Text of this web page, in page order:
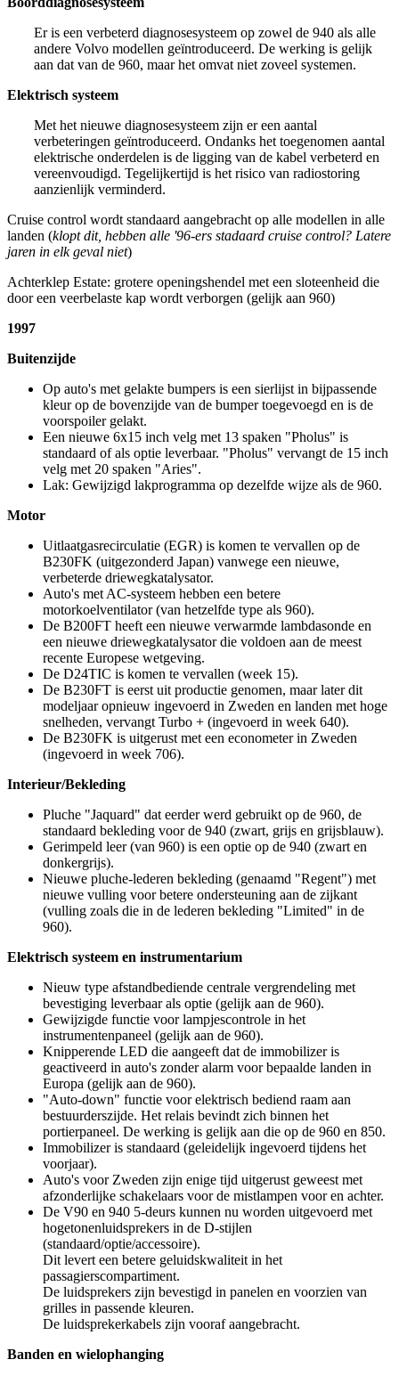
Er is een verbeterd diagnosesysteem op zowel de 940 als alle
andere Volvo modellen geïntroduceerd. De werking is gelijk
aan dat van de 960, maar het omvat niet zoveel systemen.
Elektrisch systeem
Met het nieuwe diagnosesysteem zijn er een aantal
verbeteringen geïntroduceerd. Ondanks het toegenomen aantal
elektrische onderdelen is de ligging van de kabel verbeterd en
vereenvoudigd. Tegelijkertijd is het risico van radiostoring
aanzienlijk verminderd.
Cruise control wordt standaard aangebracht op alle modellen in alle
landen (klopt dit, hebben alle '96-ers stadaard cruise control? Latere
jaren in elk geval niet)
Achterklep Estate: grotere openingshendel met een sloteenheid die
door een veerbelaste kap wordt verborgen (gelijk aan 960)
1997
Buitenzijde
Op auto's met gelakte bumpers is een sierlijst in bijpassende
kleur op de bovenzijde van de bumper toegevoegd en is de
voorspoiler gelakt.
Een nieuwe 6x15 inch velg met 13 spaken "Pholus" is
standaard of als optie leverbaar. "Pholus" vervangt de 15 inch
velg met 20 spaken "Aries".
Lak: Gewijzigd lakprogramma op dezelfde wijze als de 960.
Motor
Uitlaatgasrecirculatie (EGR) is komen te vervallen op de
B230FK (uitgezonderd Japan) vanwege een nieuwe,
verbeterde driewegkatalysator.
Auto's met AC-systeem hebben een betere
motorkoelventilator (van hetzelfde type als 960).
De B200FT heeft een nieuwe verwarmde lambdasonde en
een nieuwe driewegkatalysator die voldoen aan de meest
recente Europese wetgeving.
De D24TIC is komen te vervallen (week 15).
De B230FT is eerst uit productie genomen, maar later dit
modeljaar opnieuw ingevoerd in Zweden en landen met hoge
snelheden, vervangt Turbo + (ingevoerd in week 640).
De B230FK is uitgerust met een econometer in Zweden
(ingevoerd in week 706).
Interieur/Bekleding
Pluche "Jaquard" dat eerder werd gebruikt op de 960, de
standaard bekleding voor de 940 (zwart, grijs en grijsblauw).
Gerimpeld leer (van 960) is een optie op de 940 (zwart en
donkergrijs).
Nieuwe pluche-lederen bekleding (genaamd "Regent") met
nieuwe vulling voor betere ondersteuning aan de zijkant
(vulling zoals die in de lederen bekleding "Limited" in de
960).
Elektrisch systeem en instrumentarium
Nieuw type afstandbediende centrale vergrendeling met
bevestiging leverbaar als optie (gelijk aan de 960).
Gewijzigde functie voor lampjescontrole in het
instrumentenpaneel (gelijk aan de 960).
Knipperende LED die aangeeft dat de immobilizer is
geactiveerd in auto's zonder alarm voor bepaalde landen in
Europa (gelijk aan de 960).
"Auto-down" functie voor elektrisch bediend raam aan
bestuurderszijde. Het relais bevindt zich binnen het
portierpaneel. De werking is gelijk aan die op de 960 en 850.
Immobilizer is standaard (geleidelijk ingevoerd tijdens het
voorjaar).
Auto's voor Zweden zijn enige tijd uitgerust geweest met
afzonderlijke schakelaars voor de mistlampen voor en achter.
De V90 en 940 5-deurs kunnen nu worden uitgevoerd met
hogetonenluidsprekers in de D-stijlen
(standaard/optie/accessoire).
Dit levert een betere geluidskwaliteit in het
passagierscompartiment.
De luidsprekers zijn bevestigd in panelen en voorzien van
grilles in passende kleuren.
De luidsprekerkabels zijn vooraf aangebracht.
Banden en wielophanging